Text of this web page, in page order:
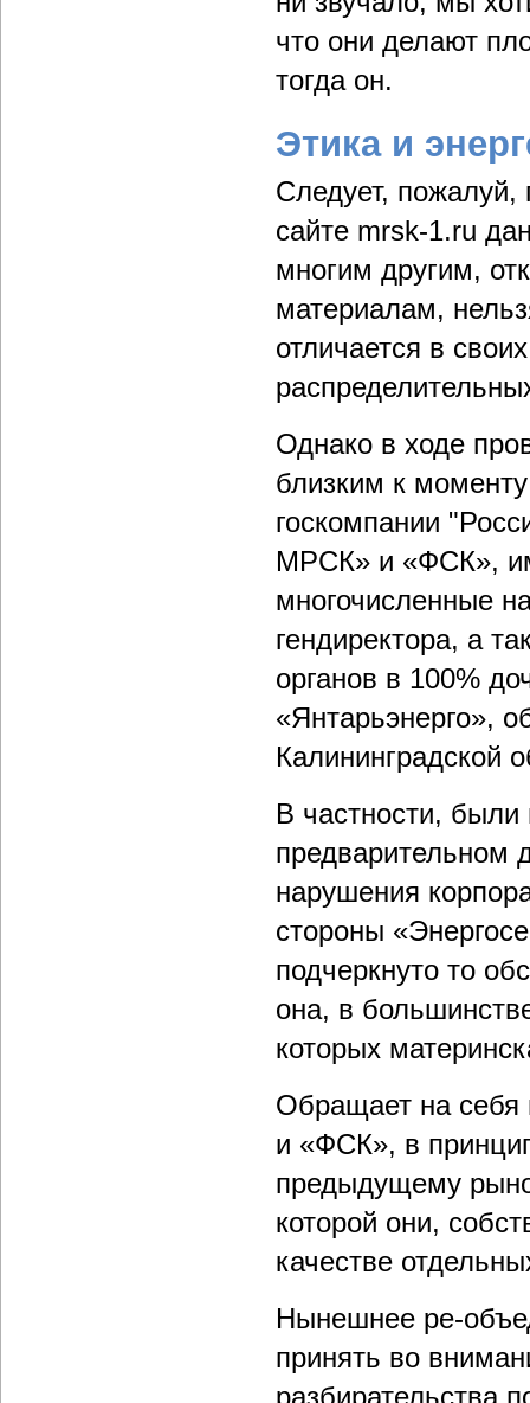
что они делают
тогда он.
Этика и
Следует, пожалуй,
сайте mrsk-1.ru
многим другим,
материалам,
отличается в
Однако в ходе
близким к
госкомпании
МРСК» и «ФСК»,
многочисленные
гендиректора, а
органов в 100%
«Янтарьэнерго»,
Калининградской
В частности,
предварительном
нарушения
стороны
подчеркнуто то
она, в
которых
Обращает на себя
и «ФСК», в
предыдущему
которой они,
качестве
Нынешнее ре-
принять во
разбирательства